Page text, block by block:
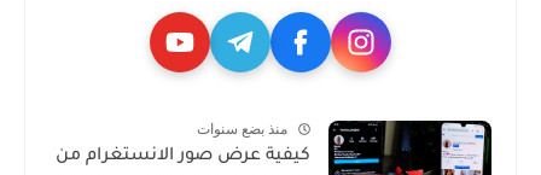
منذ بضع سنوات
كيفية عرض صور الانستغرام من